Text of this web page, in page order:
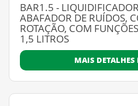
BAR1.5 -
ABAFADOR DE RUÍDOS,
ROTAÇÃO, COM
1,5 LITROS
MAIS DETALHES